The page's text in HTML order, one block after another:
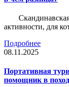
активности, для
Подробнее
08.11.2025
Портативная
помощник в